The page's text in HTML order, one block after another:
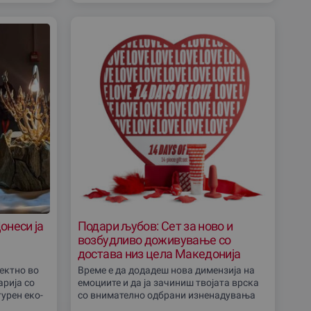
ја
во
со
еко-
Подари љубов: Сет за ново и
возбудливо доживување со
достава низ цела Македонија
Време е да додадеш нова димензија на
емоциите и да ја зачиниш твојата врска
со внимателно одбрани изненадувања